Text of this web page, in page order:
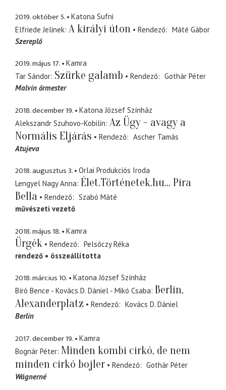
2019. október 5.
Katona Sufni
Elfriede Jelinek A királyi úton Rendező
Máté Gábor
Szereplő
2019. május 17.
Kamra
Tar Sándor Szürke galamb Rendező
Gothár Péter
Malvin őrmester
2018. december 19.
Katona József Színház
Alekszandr Szuhovo-Kobilin Az Ügy - avagy a
Normális Eljárás
Rendező
Ascher Tamás
Atujeva
2018. augusztus 3.
Orlai Produkciós Iroda
Lengyel Nagy Anna Élet.Történetek.hu... Pira
Bella
Rendező
Szabó Máté
művészeti vezető
2018. május 18. Kamra
Ürgék Rendező
Pelsőczy Réka
rendező
összeállította
2018. március 10.
Katona József Színház
Bíró Bence - Kovács D. Dániel - Mikó Csaba Berlin,
Alexanderplatz
Rendező
Kovács D. Dániel
Berlin
2017. december 19.
Kamra
Bognár Péter Minden kombi cirkó, de nem
minden cirkó bojler
Rendező
Gothár Péter
Wágnerné